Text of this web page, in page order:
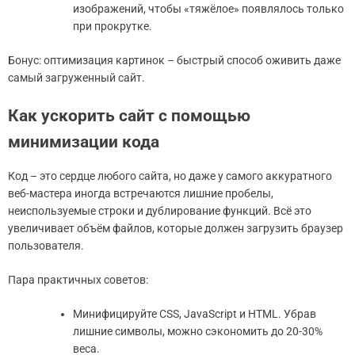
изображений, чтобы «тяжёлое» появлялось только
при прокрутке.
Бонус: оптимизация картинок – быстрый способ оживить даже
самый загруженный сайт.
Как ускорить сайт с помощью
минимизации кода
Код – это сердце любого сайта, но даже у самого аккуратного
веб-мастера иногда встречаются лишние пробелы,
неиспользуемые строки и дублирование функций. Всё это
увеличивает объём файлов, которые должен загрузить браузер
пользователя.
Пара практичных советов:
Минифицируйте CSS, JavaScript и HTML. Убрав
лишние символы, можно сэкономить до 20-30%
веса.